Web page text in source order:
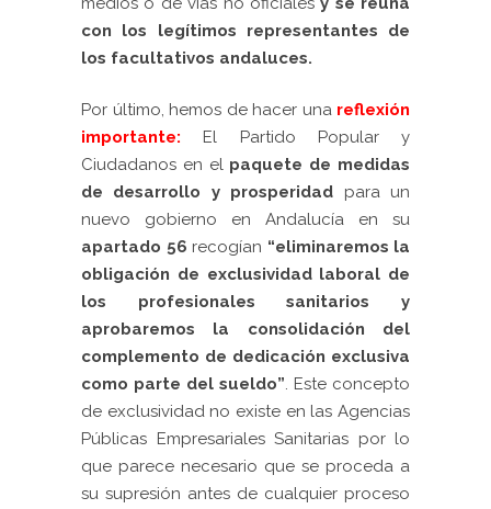
con los legítimos representantes de
los facultativos andaluces.
Por último, hemos de hacer una reflexión
importante:
El Partido Popular y
Ciudadanos en el paquete de medidas
de desarrollo y prosperidad para un
nuevo gobierno en Andalucía en su
apartado 56 recogían “eliminaremos la
obligación de exclusividad laboral de
los profesionales sanitarios y
aprobaremos la consolidación del
complemento de dedicación exclusiva
como parte del sueldo” . Este concepto
de exclusividad no existe en las Agencias
Públicas Empresariales Sanitarias por lo
que parece necesario que se proceda a
su supresión antes de cualquier proceso